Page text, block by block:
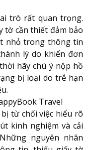
trò rất quan trọng.
tờ cần thiết đảm bảo
nhỏ trong thông tin
lý do khiến đơn
hãy chú ý nộp hồ
bị loại do trễ hạn
Travel
từ chối việc hiểu rõ
kinh nghiệm và cải
nguyên nhân